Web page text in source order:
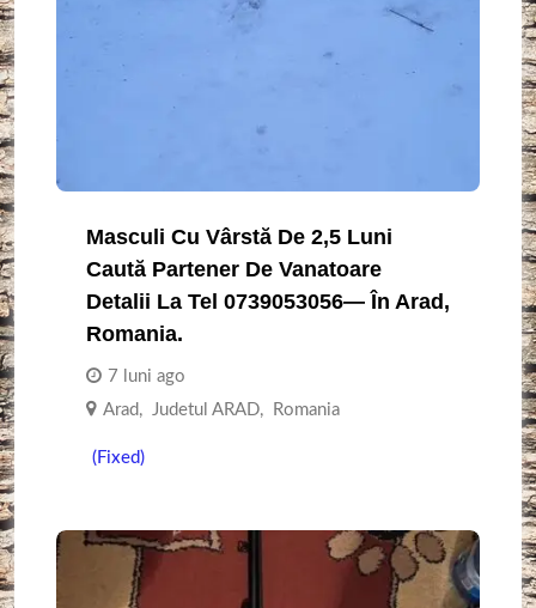
Masculi Cu Vârstă De 2,5 Luni
Caută Partener De Vanatoare
Detalii La Tel 0739053056— În Arad,
Romania.
7 luni ago
Arad , Judetul ARAD, Romania
(Fixed)